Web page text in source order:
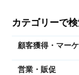
カテゴリーで
顧客獲得・マー
営業・販促